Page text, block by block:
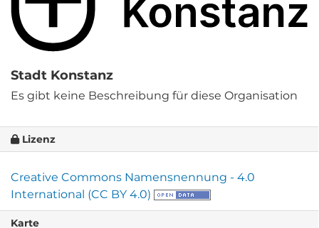
Stadt Konstanz
Es gibt keine Beschreibung für diese Organisation
Lizenz
Creative Commons Namensnennung - 4.0
International (CC BY 4.0)
Karte